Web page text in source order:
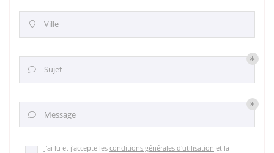
 Ville
 Sujet
 Message
J'ai lu et j'accepte les conditions générales d'utilisation et la